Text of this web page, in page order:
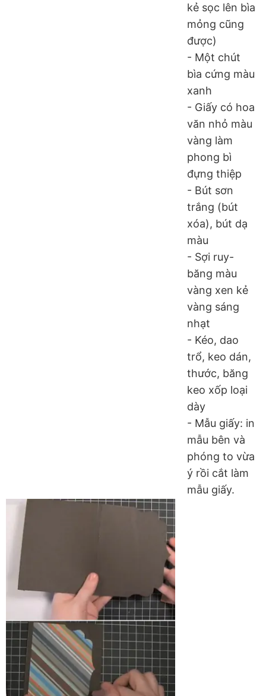
kẻ sọc lên bìa
mỏng cũng
được)
- Một chút
bìa cứng màu
xanh
- Giấy có hoa
văn nhỏ màu
vàng làm
phong bì
đựng thiệp
- Bút sơn
trắng (bút
xóa), bút dạ
màu
- Sợi ruy-
băng màu
vàng xen kẻ
vàng sáng
nhạt
- Kéo, dao
trổ, keo dán,
thước, băng
keo xốp loại
dày
- Mẫu giấy: in
mẫu bên và
phóng to vừa
ý rồi cắt làm
mẫu giấy.